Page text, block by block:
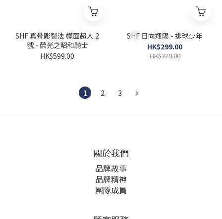
SHF 真骨彫製法 幪面超人 2
號 - 榮光之昭和騎士
HK$599.00
SHF 日向翔陽 - 排球少年
HK$299.00
HK$379.00
1 2 3
關於我們
品牌故事
品牌精神
團隊成員